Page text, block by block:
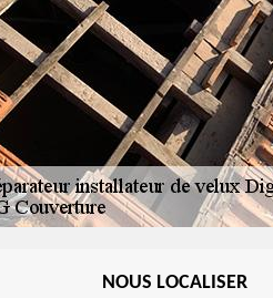
NOUS LOCALISER